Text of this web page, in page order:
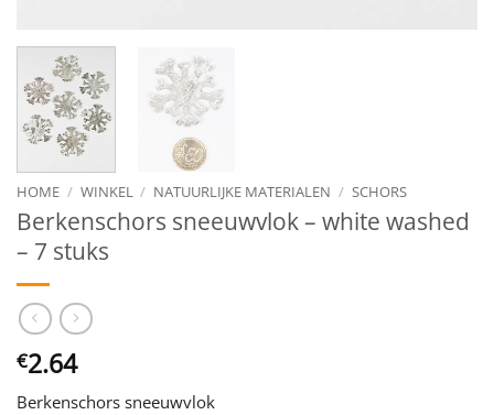
HOME / WINKEL / NATUURLIJKE MATERIALEN / SCHORS
Berkenschors sneeuwvlok – white washed
– 7 stuks
€2.64
Berkenschors sneeuwvlok